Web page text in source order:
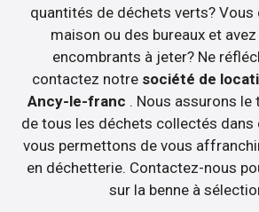
quantités de déchets verts? Vous
maison ou des bureaux et
encombrants à jeter? Ne
contactez notre société de
Ancy-le-franc . Nous assurons
de tous les déchets collectés dans
vous permettons de vous
en déchetterie. Contactez-nous
sur la benne à